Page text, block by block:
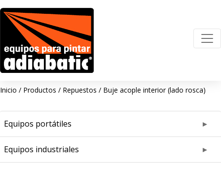
Inicio / Productos / Repuestos / Buje acople interior (lado rosca)
Equipos portátiles
Equipos industriales